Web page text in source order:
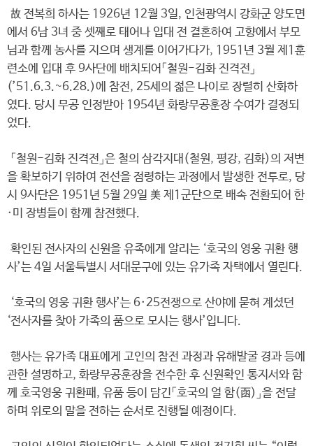
故 전복희 하사는 1926년 12월 3일, 인천광역시 강화군 양도면
에서 6남 3녀 중 셋째로 태어나 입대 전 결혼하여 고향에서 부모
님과 함께 농사를 지으며 생계를 이어가다가, 1951년 3월 제1훈
련소에 입대 후 9사단에 배치되어「철원-김화 진격전」
(’51.6.3.~6.28.)에 참전, 25세의 젊은 나이로 장렬히 산화하
였다. 당시 무공 인정받아 1954년 화랑무공훈장 수여가 결정되
었다.
「철원-김화 진격전」은 철의 삼각지대(철원, 평강, 김화)의 저변
을 확보하기 위하여 전선을 점령하는 과정에서 발생한 전투로, 당
시 9사단은 1951년 5월 29일 美 제1군단으로 배속 전환되어 한
·미 장병들이 함께 참전했다.
확인된 전사자의 신원을 유족에게 알리는 ‘호국의 영웅 귀환 행
사’는 4일 서울특별시 서대문구에 있는 유가족 자택에서 열린다.
‘호국의 영웅 귀환 행사’는 6·25전쟁으로 산야에 묻혀 계셨던
‘전사자를 찾아 가족의 품으로 모시는 행사’입니다.
행사는 유가족 대표에게 고인의 참전 과정과 유해발굴 경과 등에
관한 설명하고, 화랑무공훈장을 전수한 후 신원확인 통지서와 함
께 호국영웅 귀환패, 유품 등이 담긴「호국의 얼 함(函)」을 전달
하며 위로의 말을 전하는 순서로 진행될 예정이다.